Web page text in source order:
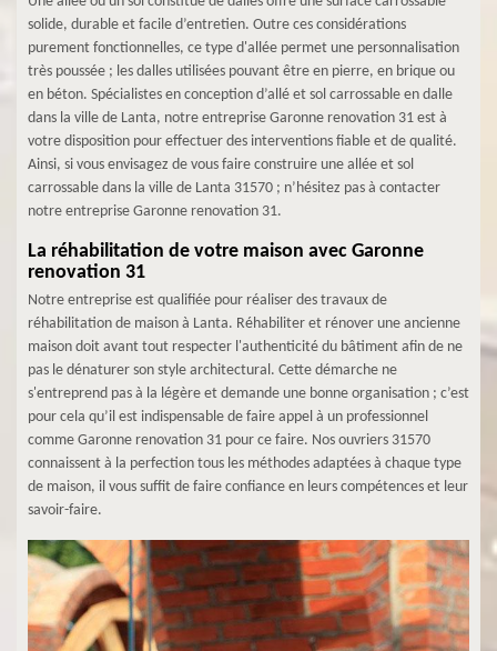
solide, durable et facile d’entretien. Outre ces considérations
purement fonctionnelles, ce type d'allée permet une personnalisation
très poussée ; les dalles utilisées pouvant être en pierre, en brique ou
en béton. Spécialistes en conception d’allé et sol carrossable en dalle
dans la ville de Lanta, notre entreprise Garonne renovation 31 est à
votre disposition pour effectuer des interventions fiable et de qualité.
Ainsi, si vous envisagez de vous faire construire une allée et sol
carrossable dans la ville de Lanta 31570 ; n’hésitez pas à contacter
notre entreprise Garonne renovation 31.
La réhabilitation de votre maison avec Garonne
renovation 31
Notre entreprise est qualifiée pour réaliser des travaux de
réhabilitation de maison à Lanta. Réhabiliter et rénover une ancienne
maison doit avant tout respecter l'authenticité du bâtiment afin de ne
pas le dénaturer son style architectural. Cette démarche ne
s'entreprend pas à la légère et demande une bonne organisation ; c’est
pour cela qu’il est indispensable de faire appel à un professionnel
comme Garonne renovation 31 pour ce faire. Nos ouvriers 31570
connaissent à la perfection tous les méthodes adaptées à chaque type
de maison, il vous suffit de faire confiance en leurs compétences et leur
savoir-faire.